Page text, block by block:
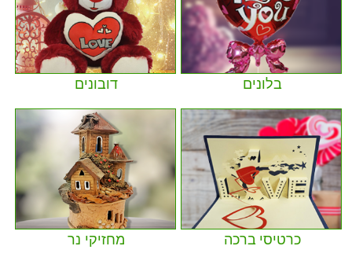
דובונים בלונים
מחזיקי נר כרטיסי ברכה